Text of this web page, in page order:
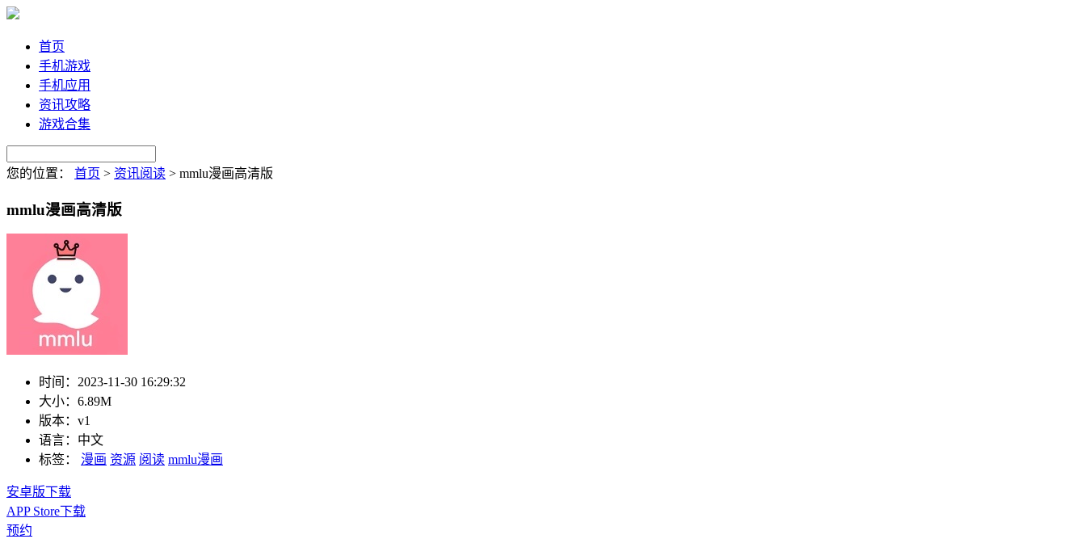
首页
手机游戏
手机应用
资讯攻略
游戏合集
您的位置： 首页 > 资讯阅读 > mmlu漫画高清版
mmlu漫画高清版
时间： 2023-11-30 16:29:32
大小： 6.89M
版本： v1
语言： 中文
标签：
漫画 资源 阅读 mmlu漫画
安卓版下载
APP Store下载
预约